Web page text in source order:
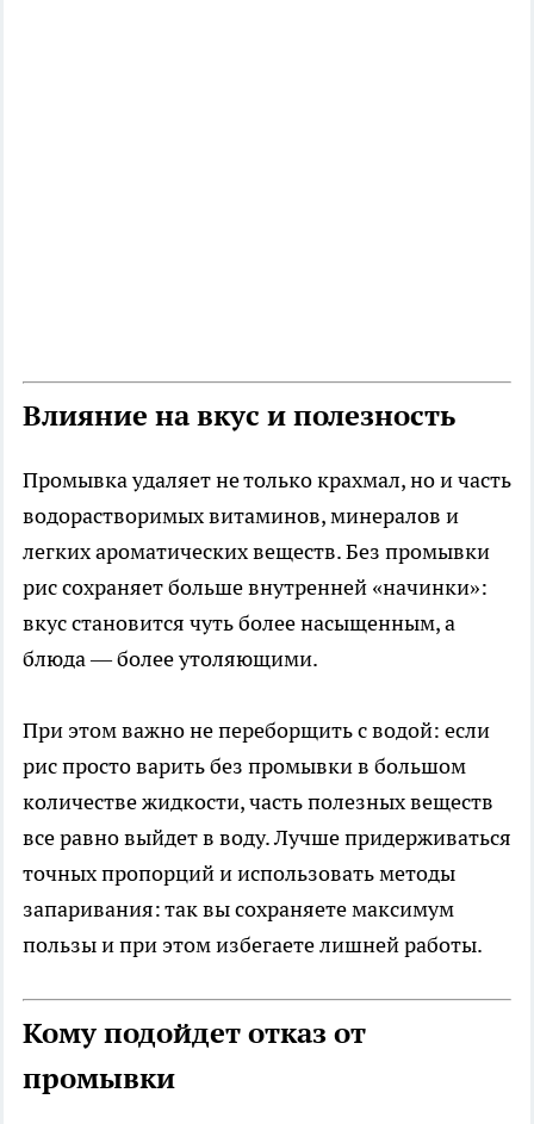
Влияние на вкус и полезность
Промывка удаляет не только крахмал, но и часть
водорастворимых витаминов, минералов и
легких ароматических веществ. Без промывки
рис сохраняет больше внутренней «начинки»:
вкус становится чуть более насыщенным, а
блюда — более утоляющими.
При этом важно не переборщить с водой: если
рис просто варить без промывки в большом
количестве жидкости, часть полезных веществ
все равно выйдет в воду. Лучше придерживаться
точных пропорций и использовать методы
запаривания: так вы сохраняете максимум
пользы и при этом избегаете лишней работы.
Кому подойдет отказ от
промывки